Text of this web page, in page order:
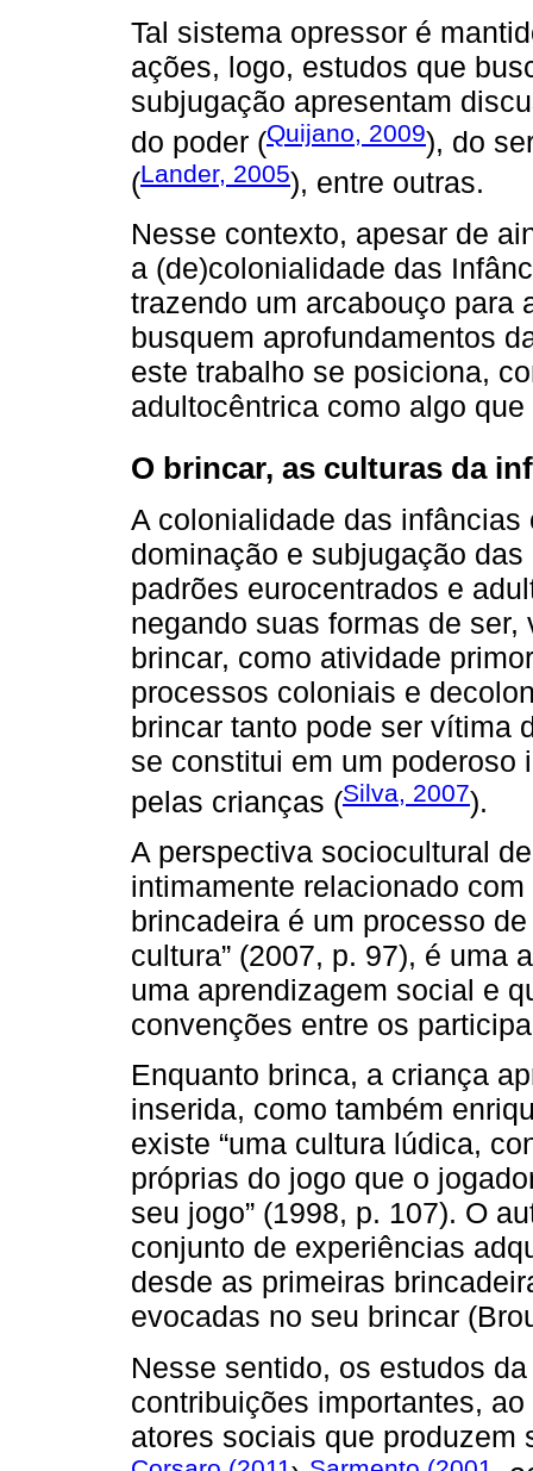
Tal sistema opressor é
ações, logo, estudos que
subjugação apresentam
do poder (Quijano, 2009), do
(Lander, 2005), entre outras.
Nesse contexto, apesar de
a (de)colonialidade das
trazendo um arcabouço para
busquem aprofundamentos
este trabalho se posiciona,
adultocêntrica como algo
O brincar, as culturas da
A colonialidade das
dominação e subjugação
padrões eurocentrados e
negando suas formas de
brincar, como atividade
processos coloniais e
brincar tanto pode ser vítima
se constitui em um poderoso
pelas crianças (Silva, 2007).
A perspectiva sociocultural
intimamente relacionado
brincadeira é um processo
cultura” (2007, p. 97), é uma
uma aprendizagem social e
convenções entre os
Enquanto brinca, a criança
inserida, como também
existe “uma cultura lúdica,
próprias do jogo que o
seu jogo” (1998, p. 107). O
conjunto de experiências
desde as primeiras
evocadas no seu brincar
Nesse sentido, os estudos
contribuições importantes,
atores sociais que produzem